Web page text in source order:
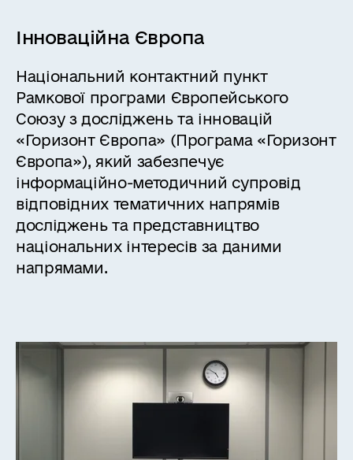
Інноваційна Європа
Національний контактний пункт
Рамкової програми Європейського
Союзу з досліджень та інновацій
«Горизонт Європа» (Програма «Горизонт
Європа»), який забезпечує
інформаційно-методичний супровід
відповідних тематичних напрямів
досліджень та представництво
національних інтересів за даними
напрямами.